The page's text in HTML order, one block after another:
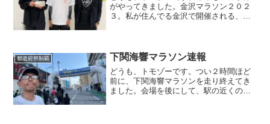
がやってきました。金沢マラソン２０２
３。私が住んでる金沢で開催される、都
沢マラソンの受付会場私は...
都道府県制覇 下関海響マラソン速報
どうも、トモゾーです。つい２時間ほど
前に、下関海響マラソンを走り終えてき
ました。会場を後にして、駅の近くのス